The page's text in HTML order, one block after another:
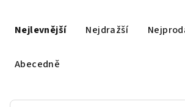
Nejlevnější Nejdražší
Abecedně